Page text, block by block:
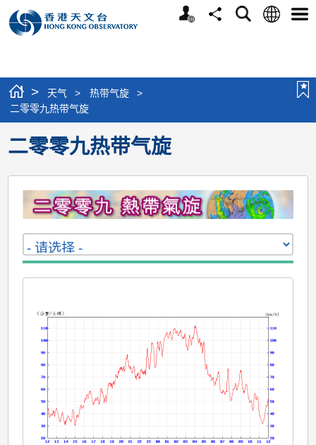
个
分
搜
语
选
> 天气 > 热带气旋
>
二零零九热带气旋
二零零九热带气旋